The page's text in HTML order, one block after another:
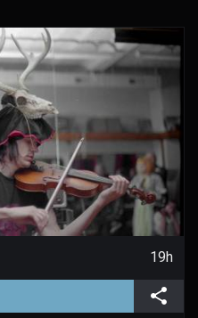
19h
(aller à la page de l'évènement)